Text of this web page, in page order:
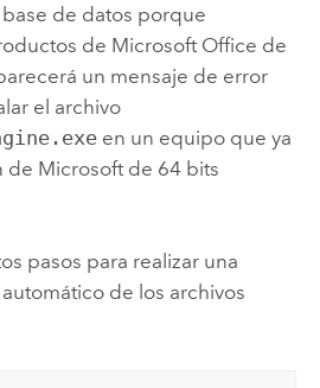
de datos porque
de Microsoft Office de
un mensaje de error
el archivo
en un equipo que ya
de Microsoftde 64 bits
pasos para realizar una
de los archivos